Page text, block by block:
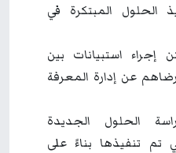
الحلول المبتكرة في
إجراء استبيانات بين
عن إدارة المعرفة
الحلول الجديدة
تم تنفيذها بناءً على